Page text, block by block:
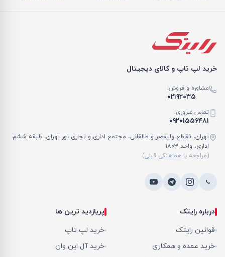
خرید لپ تاپ و کالای دیجیتال
مشاوره و فروش:
۰۲۱۹۲۰۳۵
تماس ضروری:
۰۹۲۰۱۵۵۶۴۸۱
تهران، تقاطع ولیعصر و طالقانی، مجتمع اداری و تجاری نور تهران، طبقه ششم
اداری، واحد ۱۸۰۳
(مراجعه با هماهنگی قبلی)
درباره رایتک
قوانین رایتک
خرید عمده و همکاری
پربازدید ترین ها
خرید لپ تاپ
خرید آل این وان